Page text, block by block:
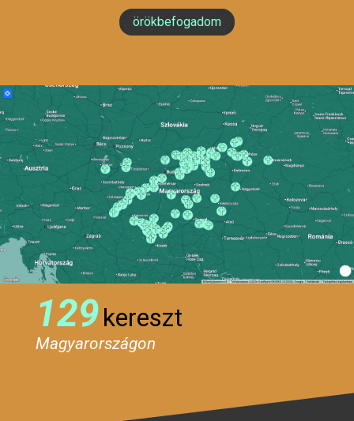
örökbefogadom
129kereszt
Magyarországon